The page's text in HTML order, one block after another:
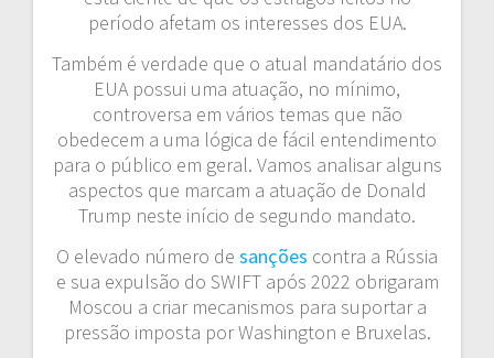
período afetam os interesses dos EUA.
Também é verdade que o atual mandatário dos
EUA possui uma atuação, no mínimo,
controversa em vários temas que não
obedecem a uma lógica de fácil entendimento
para o público em geral. Vamos analisar alguns
aspectos que marcam a atuação de Donald
Trump neste início de segundo mandato.
O elevado número de sanções contra a Rússia
e sua expulsão do SWIFT após 2022 obrigaram
Moscou a criar mecanismos para suportar a
pressão imposta por Washington e Bruxelas.